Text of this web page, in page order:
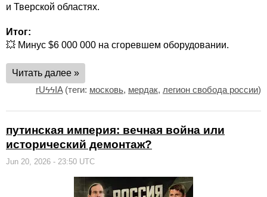
и Тверской областях.
Итог:
💥 Минус $6 000 000 на сгоревшем оборудовании.
Читать далее »
rUϟϟIA(теги: московь, мердак, легион свобода россии)
путинская империя: вечная война или
исторический демонтаж?
Jun 20, 2026 - 23:50 UTC